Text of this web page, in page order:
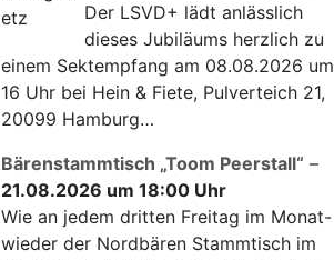
Der LSVD+ lädt anlässlich
dieses Jubiläums herzlich zu
einem Sektempfang am 08.08.2026 um
16 Uhr bei Hein & Fiete, Pulverteich 21,
20099 Hamburg…
Bärenstammtisch „Toom Peerstall“ –
21.08.2026 um 18:00 Uhr
Wie an jedem dritten Freitag im Monat-
wieder der Nordbären Stammtisch im